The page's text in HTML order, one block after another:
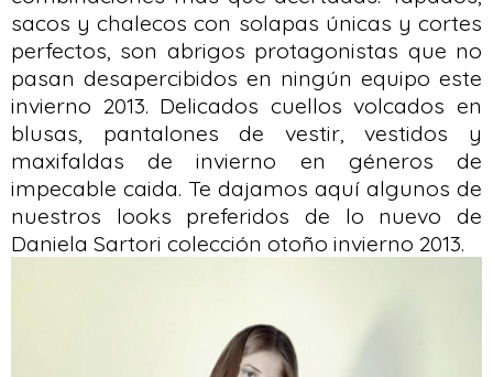
sacos y chalecos con solapas únicas y cortes
perfectos, son abrigos protagonistas que no
pasan desapercibidos en ningún equipo este
invierno 2013. Delicados cuellos volcados en
blusas, pantalones de vestir, vestidos y
maxifaldas de invierno en géneros de
impecable caida. Te dajamos aquí algunos de
nuestros looks preferidos de lo nuevo de
Daniela Sartori colección otoño invierno 2013.